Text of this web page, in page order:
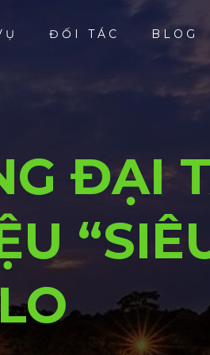
ĐỐI TÁC BLOG
ĐẠI